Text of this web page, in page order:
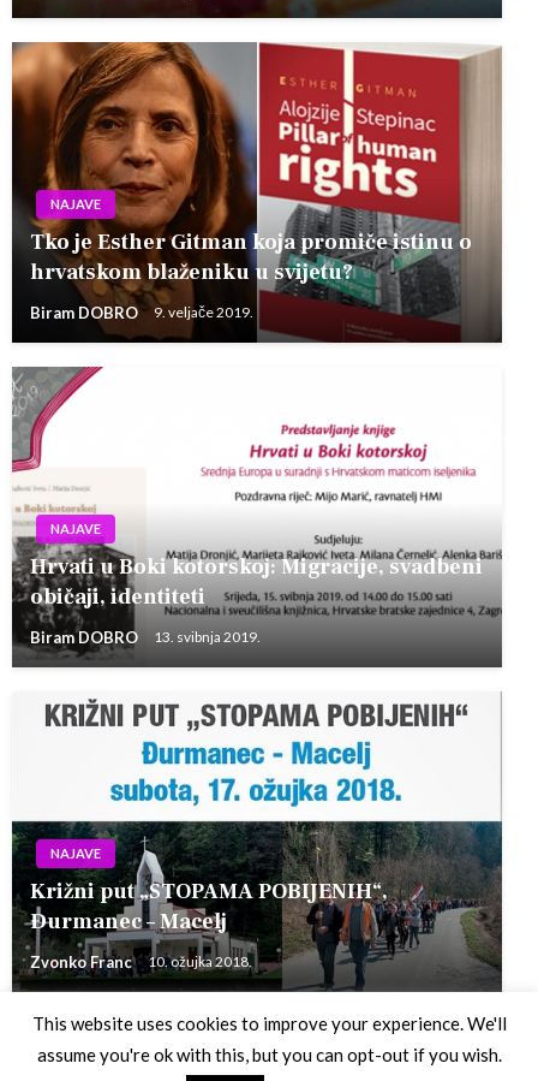
NAJAVE
Tko je Esther Gitman koja promiče istinu o
hrvatskom blaženiku u svijetu?
Biram DOBRO 9. veljače 2019.
NAJAVE
Hrvati u Boki kotorskoj: Migracije, svadbeni
običaji, identiteti
Biram DOBRO 13. svibnja 2019.
NAJAVE
Križni put „STOPAMA POBIJENIH“,
Đurmanec – Macelj
Zvonko Franc 10. ožujka 2018.
This website uses cookies to improve your experience. We'll
assume you're ok with this, but you can opt-out if you wish.